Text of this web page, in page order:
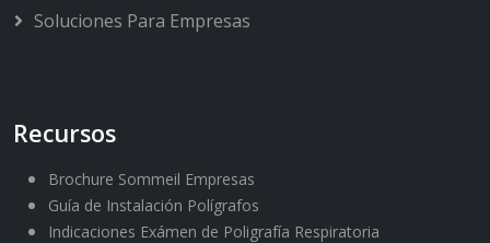
Soluciones Para Empresas
Recursos
Brochure Sommeil Empresas
Guía de Instalación Polígrafos
Indicaciones Exámen de Poligrafía Respiratoria